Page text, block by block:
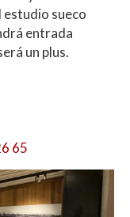
estudio sueco
entrada
un plus.
65